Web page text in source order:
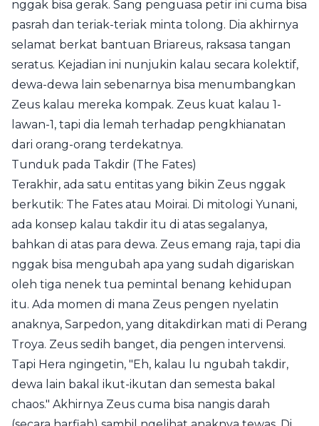
nggak bisa gerak. Sang penguasa petir ini cuma bisa
pasrah dan teriak-teriak minta tolong. Dia akhirnya
selamat berkat bantuan Briareus, raksasa tangan
seratus. Kejadian ini nunjukin kalau secara kolektif,
dewa-dewa lain sebenarnya bisa menumbangkan
Zeus kalau mereka kompak. Zeus kuat kalau 1-
lawan-1, tapi dia lemah terhadap pengkhianatan
dari orang-orang terdekatnya.
Tunduk pada Takdir (The Fates)
Terakhir, ada satu entitas yang bikin Zeus nggak
berkutik: The Fates atau Moirai. Di mitologi Yunani,
ada konsep kalau takdir itu di atas segalanya,
bahkan di atas para dewa. Zeus emang raja, tapi dia
nggak bisa mengubah apa yang sudah digariskan
oleh tiga nenek tua pemintal benang kehidupan
itu. Ada momen di mana Zeus pengen nyelatin
anaknya, Sarpedon, yang ditakdirkan mati di Perang
Troya. Zeus sedih banget, dia pengen intervensi.
Tapi Hera ngingetin, "Eh, kalau lu ngubah takdir,
dewa lain bakal ikut-ikutan dan semesta bakal
chaos." Akhirnya Zeus cuma bisa nangis darah